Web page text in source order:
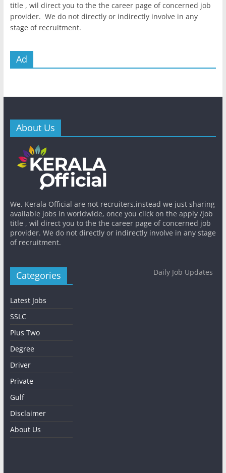
title , wil direct you to the the career page of concerned job
provider. We do not directly or indirectly involve in any
stage of recruitment.
Ad
About Us
We, Kerala Official are not recruiters,instead we just sharing
available jobs in worldwide, once you click on the apply /job
title , wil direct you to the the career page of concerned job
provider. We do not directly or indirectly involve in any stage
of recruitment.
Categories
Latest Jobs
SSLC
Plus Two
Degree
Driver
Private
Gulf
Disclaimer
About Us
Daily Job Updates